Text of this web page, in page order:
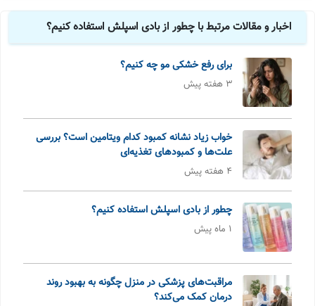
اخبار و مقالات مرتبط با چطور از بادی اسپلش استفاده کنیم؟
برای رفع خشکی مو چه کنیم؟
3 هفته پیش
خواب زیاد نشانه کمبود کدام ویتامین است؟ بررسی
علت‌ها و کمبودهای تغذیه‌ای
4 هفته پیش
چطور از بادی اسپلش استفاده کنیم؟
1 ماه پیش
مراقبت‌های پزشکی در منزل چگونه به بهبود روند
درمان کمک می‌کند؟